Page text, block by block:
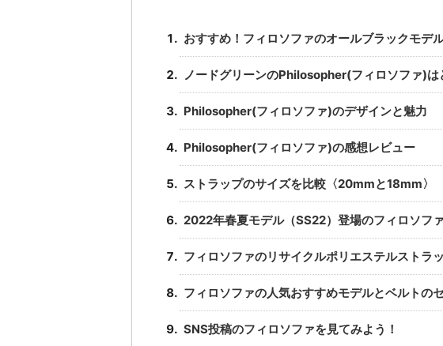
おすすめ！フィロソファのオールブラックモデ
ノードグリーンのPhilosopher(フィロソファ)は
Philosopher(フィロソファ)のデザインと魅力
Philosopher(フィロソファ)の感想レビュー
ストラップのサイズを比較〈20mmと18mm〉
2022年春夏モデル（SS22）登場のフィロソフ
フィロソファのリサイクルポリエステルストラ
フィロソファの人気おすすめモデルとベルトの
SNS投稿のフィロソファを見てみよう！